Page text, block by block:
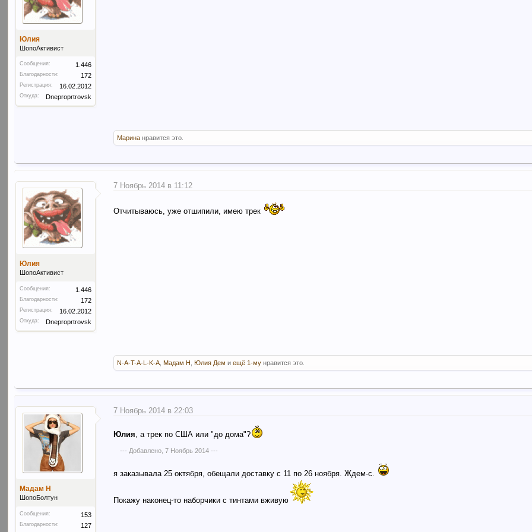
Юлия
ШопоАктивист
Сообщения: 1.446
Благодарности: 172
Регистрация: 16.02.2012
Откуда: Dneproprtrovsk
Марина нравится это.
Юлия
ШопоАктивист
Сообщения: 1.446
Благодарности: 172
Регистрация: 16.02.2012
Откуда: Dneproprtrovsk
7 Ноябрь 2014 в 11:12
Отчитываюсь, уже отшипили, имею трек
N-A-T-A-L-K-A ,Мадам Н ,Юлия Дем иещё 1-му нравится это.
Мадам Н
ШопоБолтун
Сообщения: 153
Благодарности: 127
7 Ноябрь 2014 в 22:03
Юлия, а трек по США или "до дома"?
--- Добавлено,7 Ноябрь 2014 ---
я заказывала 25 октября, обещали доставку с 11 по 26 ноября. Ждем-с.
Покажу наконец-то наборчики с тинтами вживую